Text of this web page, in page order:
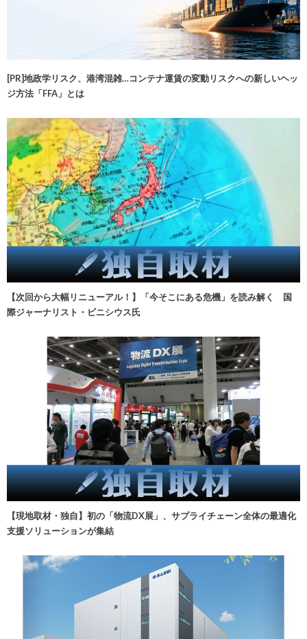
[PR]地政学リスク、港湾混雑…コンテナ運賃の変動リスクへの新しいヘッ
ジ方法「FFA」とは
【次回から大幅リニューアル！】「今そこにある危機」を読み解く 国
際ジャーナリスト・ビニシウス氏
【現地取材・独自】初の「物流DX展」、サプライチェーン全体の最適化
支援ソリューションが集結